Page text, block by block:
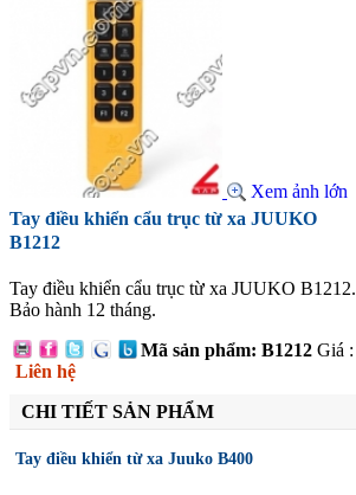
Xem ảnh lớn
Tay điều khiển cẩu trục từ xa JUUKO
B1212
Tay điều khiển cẩu trục từ xa JUUKO B1212.
Bảo hành 12 tháng.
Mã sản phẩm: B1212 Giá :
Liên hệ
CHI TIẾT SẢN PHẨM
Tay điều khiển từ xa Juuko B400